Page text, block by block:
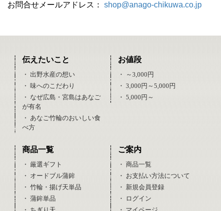
お問合せメールアドレス： shop@anago-chikuwa.co.jp
伝えたいこと
・ 出野水産の想い
・ 味へのこだわり
・ なぜ広島・宮島はあなご
が有名
・ あなご竹輪のおいしい食
べ方
お値段
・ ～3,000円
・ 3,000円～5,000円
・ 5,000円～
商品一覧
・ 厳選ギフト
・ オードブル蒲鉾
・ 竹輪・揚げ天単品
・ 蒲鉾単品
ご案内
・ 商品一覧
・ お支払い方法について
・ 新規会員登録
・ ログイン